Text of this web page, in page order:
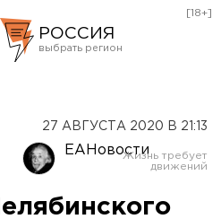
РОССИЯ
Оренбург
[18+]
27 АВГУСТА 2020 В 21:13
ЕАНовости